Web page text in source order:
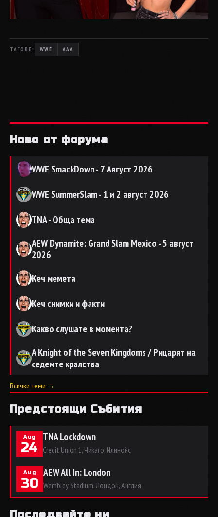
ТАГОВЕ: WWE AAA
Ново от форума
WWE SmackDown - 7 Август 2026
WWE SummerSlam - 1 и 2 август 2026
TNA - Обща тема
AEW Dynamite: Grand Slam Mexico - 5 август
2026
Кеч мемета
Кеч снимки и факти
Какво слушате в момента?
A Knight of the Seven Kingdoms / Рицарят на
седемте кралства
Всички теми →
Предстоящи Събития
Aug
24
TNA Lockdown
Credit Union 1, Чикаго, Илинойс
Aug
30
AEW All In: London
Wembley Stadium, Лондон, Англия